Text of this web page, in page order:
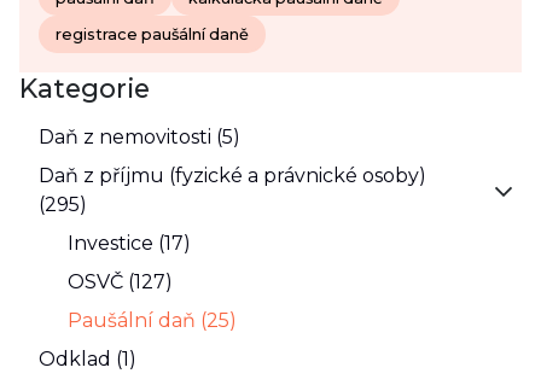
registrace paušální daně
Kategorie
Daň z nemovitosti (5)
Daň z příjmu (fyzické a právnické osoby)
(295)
Investice (17)
OSVČ (127)
Paušální daň (25)
Odklad (1)